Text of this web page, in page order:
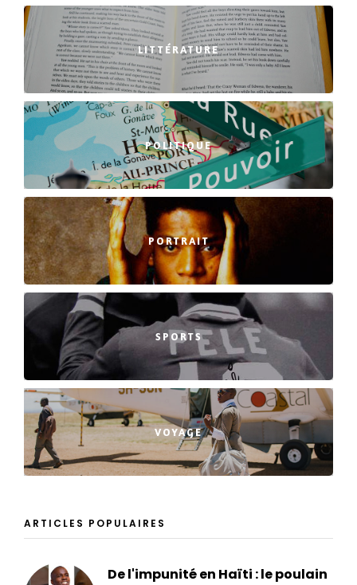
LITTÉRATURE
POLITIQUE
PORTRAIT
SPORTS
VOYAGE
ARTICLES POPULAIRES
De l'impunité en Haïti : le poulain